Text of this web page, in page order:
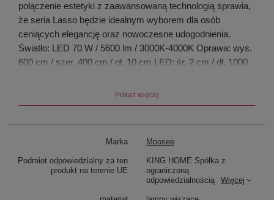
połączenie estetyki z zaawansowaną technologią sprawia,
że seria Lasso będzie idealnym wyborem dla osób
ceniących elegancję oraz nowoczesne udogodnienia.
Światło: LED 70 W / 5600 lm / 3000K-4000K Oprawa: wys.
600 cm / szer. 400 cm / gł. 10 cm LED: śr. 2 cm / dł. 1000
mocowania: wys. 3,5 cm / śr. 1,5 cm Ilość mocowań: 5
Waga netto: 4,6 kg Wymiary opakowania: 46 cm / 46 cm /
Pokaż więcej
Marka Moosee
Podmiot odpowiedzialny za ten
produkt na terenie UE
KING HOME Spółka z
ograniczoną
odpowiedzialnością
Więcej